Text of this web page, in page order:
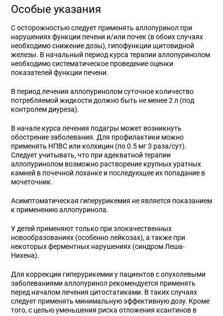
Особые указания
С осторожностью следует применять аллопуринол при
нарушениях функции печени и/или почек (в обоих случаях
необходимо снижение дозы), гипофункции щитовидной
железы. В начальный период курса терапии аллопуринолом
необходимо систематическое проведение оценки
показателей функции печени.
В период лечения аллопуринолом суточное количество
потребляемой жидкости должно быть не менее 2 л (под
контролем диуреза).
В начале курса лечения подагры может возникнуть
обострение заболевания. Для профилактики можно
применять НПВС или колхицин (по 0.5 мг 3 раза/сут).
Следует учитывать, что при адекватной терапии
аллопуринолом возможно растворение крупных уратных
камней в почечной лоханке и последующее их попадание в
мочеточник.
Асимптоматическая гиперурикемия не является показанием
к применению аллопуринола.
У детей применяют только при злокачественных
новообразованиях (особенно лейкозах), а также при
некоторых ферментных нарушениях (синдром Леша-
Нихена).
Для коррекции гиперурикемии у пациентов с опухолевыми
заболеваниями аллопуринол рекомендуется применять
перед началом лечения цитостатиками. В таких случаях
следует применять минимальную эффективную дозу. Кроме
того, с целью уменьшения риска отложения ксантинов в